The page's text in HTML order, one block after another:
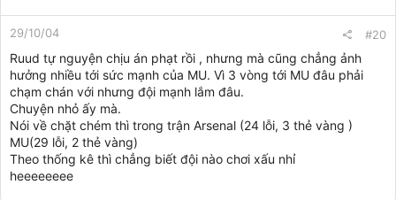
29/10/04 #20
Ruud tự nguyện chịu án phạt rồi , nhưng mà cũng chẳng ảnh
hưởng nhiều tới sức mạnh của MU. Vì 3 vòng tới MU đâu phải
chạm chán với nhưng đội mạnh lắm đâu.
Chuyện nhỏ ấy mà.
Nói về chặt chém thì trong trận Arsenal (24 lỗi, 3 thẻ vàng )
MU(29 lỗi, 2 thẻ vàng)
Theo thống kê thì chẳng biết đội nào chơi xấu nhỉ
heeeeeeee